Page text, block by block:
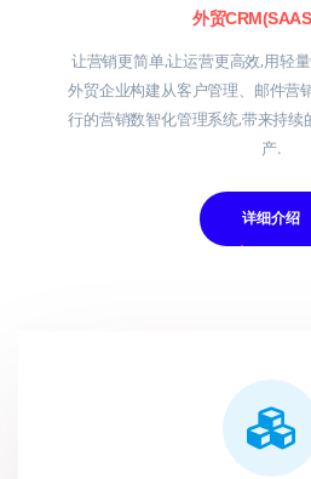
外贸
让营销更简单,让运营更高效,用轻
外贸企业构建从客户管理、邮件营
行的营销数智化管理系统,带来持续
产.
详细介绍